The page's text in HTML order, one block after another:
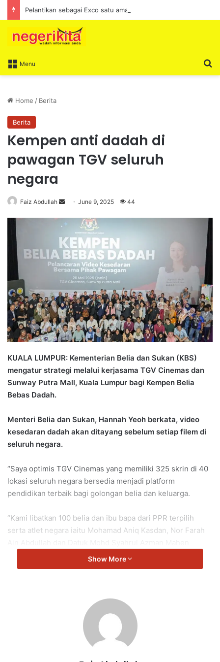
Menu
Home / Berita
Berita
Kempen anti dadah di
pawagan TGV seluruh
negara
Faiz Abdullah
n
d
a
n
e
m
a
i
l
June 9, 2025 44
KUALA LUMPUR: Kementerian Belia dan Sukan (KBS)
mengatur strategi melalui kerjasama TGV Cinemas dan
Sunway Putra Mall, Kuala Lumpur bagi Kempen Belia
Bebas Dadah.
Menteri Belia dan Sukan, Hannah Yeoh berkata, video
kesedaran dadah akan ditayang sebelum setiap filem di
seluruh negara.
“Saya optimis TGV Cinemas yang memiliki 325 skrin di 40
lokasi seluruh negara bersedia menjadi platform
pendidikan terbaik bagi golongan belia dan keluarga.
“Kami libatkan 100 belia dan ibu bapa dari PPR terpilih
serta atlet negara iaitu Mohamad Aniq Kasdan, Nor Farah
“Pawagam bukan hanya untuk tonton filem tetapi ia juga
adalah ruang semai nilai positif.
Show More